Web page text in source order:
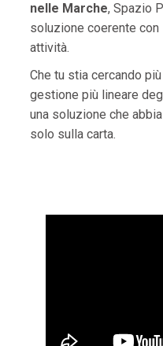
nelle Marche, Spazio
soluzione coerente
attività.
Che tu stia cercando
gestione più lineare
una soluzione che
solo sulla carta.